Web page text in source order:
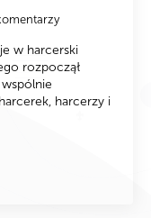
w harcerski
rozpoczął
harcerzy i